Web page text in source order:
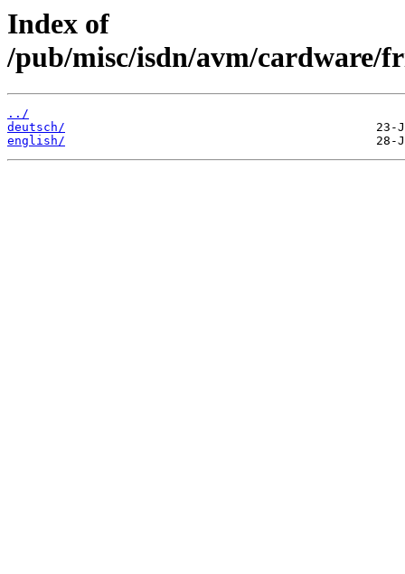
Index of
/pub/misc/isdn/avm/cardware/
../
deutsch/
english/